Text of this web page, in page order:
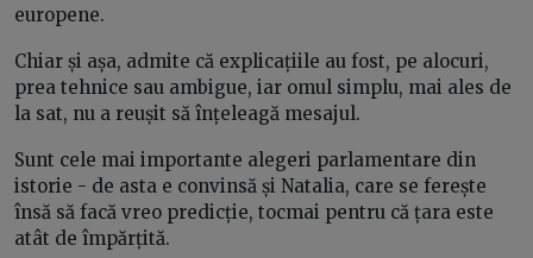
europene.
Chiar și așa, admite că explicațiile au fost, pe alocuri,
prea tehnice sau ambigue, iar omul simplu, mai ales de
la sat, nu a reușit să înțeleagă mesajul.
Sunt cele mai importante alegeri parlamentare din
istorie - de asta e convinsă și Natalia, care se ferește
însă să facă vreo predicție, tocmai pentru că țara este
atât de împărțită.